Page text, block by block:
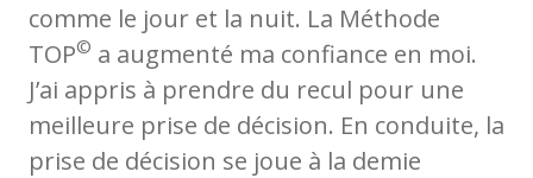
comme le jour et la nuit. La Méthode
TOP© a augmenté ma confiance en moi.
J’ai appris à prendre du recul pour une
meilleure prise de décision. En conduite, la
prise de décision se joue à la demie